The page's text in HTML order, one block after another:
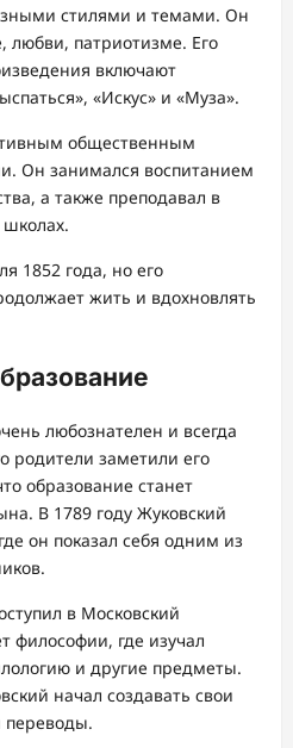
стилями и темами. Он
любви, патриотизме. Его
включают
«Искус» и «Муза».
общественным
Он занимался воспитанием
а также преподавал в
1852 года, но его
жить и вдохновлять
любознателен и всегда
родители заметили его
образование станет
В 1789 году Жуковский
он показал себя одним из
в Московский
философии, где изучал
и другие предметы.
начал создавать свои
переводы.